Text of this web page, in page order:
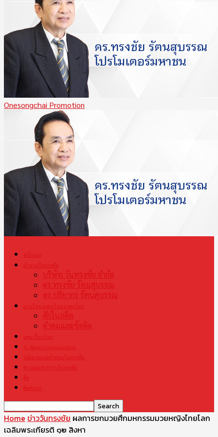
Onesongchai Promotion
หน้าแรก
ตำนานวันทรงชัย
บริษัท วันทรงชัย จำกัด
ดร.ทรงชัย รัตนสุบรรณ
ดร.ปริยากร รัตนสุบรรณ
มวยไทย มรดกไทย มรดกโลก
ศึกในอดีต
คำคมและข้อคิด
แชมเปี้ยนโลก
S1 World Championship
ปณิธานและคำสอนวันทรงชัย
ข่าวและสารจากวันทรงชัย
สื่อ
ติดต่อเรา
Home ข่าววันทรงชัย ผลการชกมวยศึกมหกรรมมวยหญิง​ไทยโลก
เฉลิมพระเกียรติ ๑๒ สิงหา